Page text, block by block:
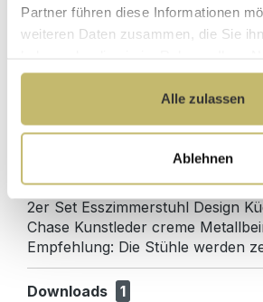
Partner führen diese Informationen
weiteren Daten zusammen, die Sie
gesammelt haben.
Alle zulassen
Ablehnen
Designed in
Germany
1
Produktdetails
2er Set Esszimmerstuhl Design
Chase Kunstleder creme
Empfehlung: Die Stühle werden
Downloads 1